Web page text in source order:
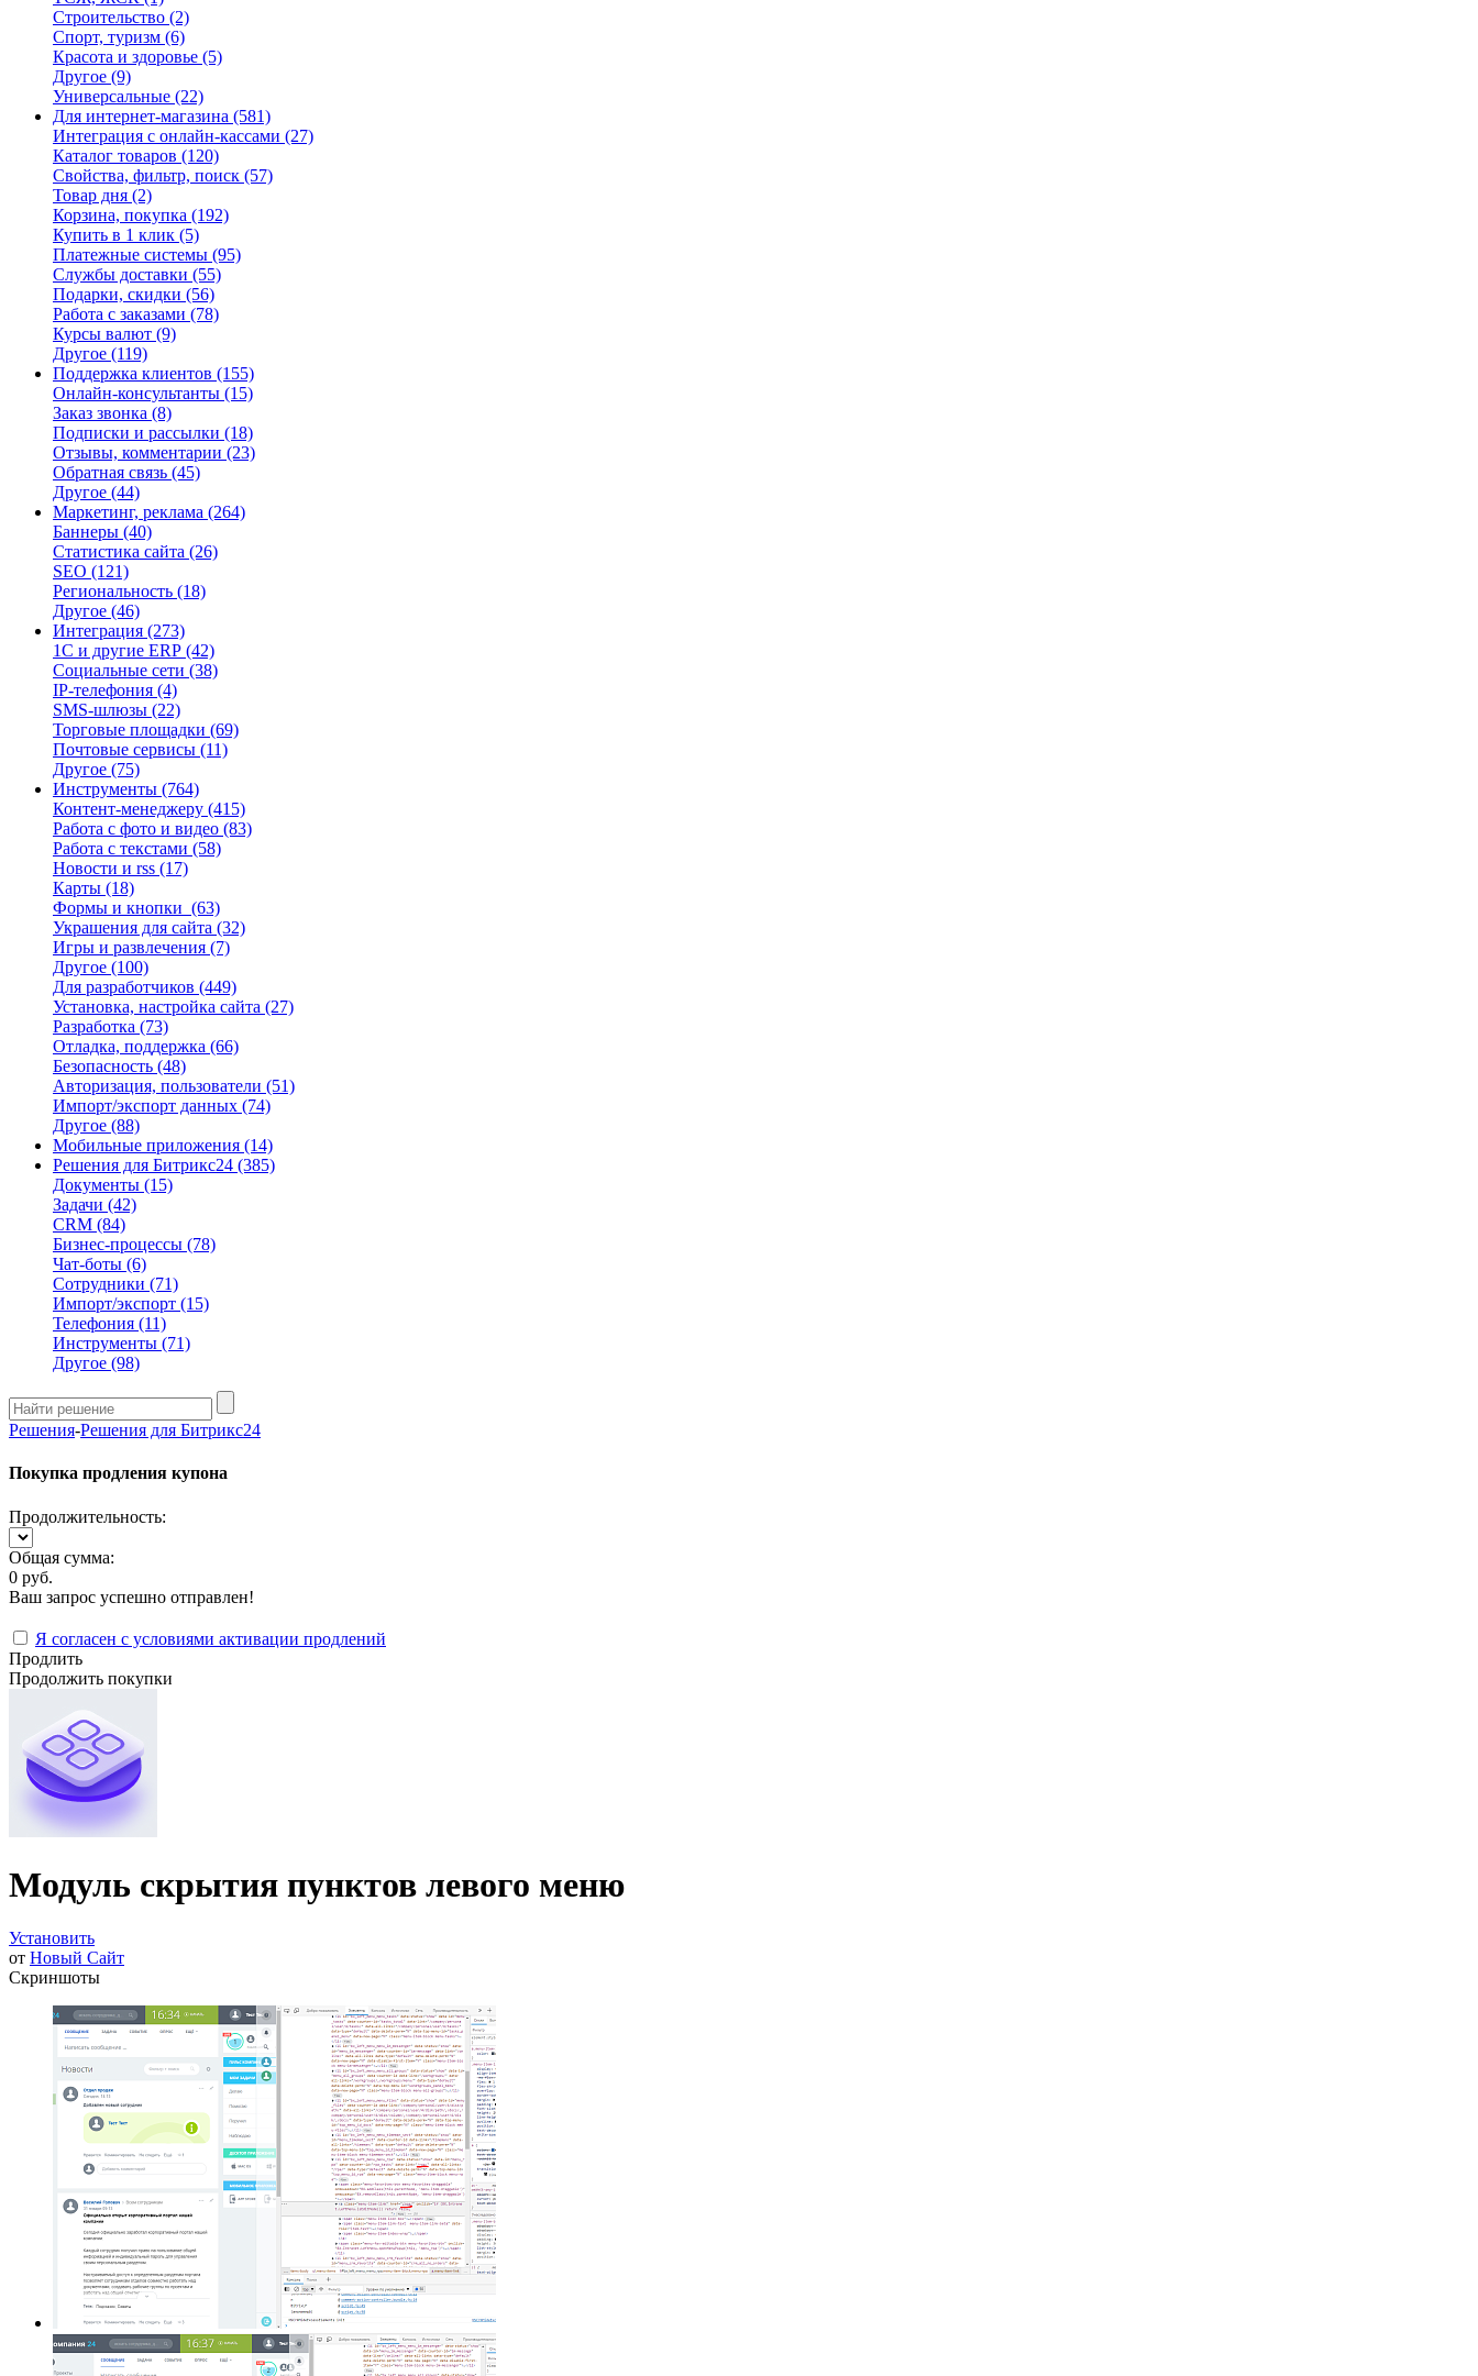
Строительство (2)
Спорт, туризм (6)
Красота и здоровье (5)
Другое (9)
Универсальные (22)
Для интернет-магазина (581)
Интеграция с онлайн-кассами (27)
Каталог товаров (120)
Свойства, фильтр, поиск (57)
Товар дня (2)
Корзина, покупка (192)
Купить в 1 клик (5)
Платежные системы (95)
Службы доставки (55)
Подарки, скидки (56)
Работа с заказами (78)
Курсы валют (9)
Другое (119)
Поддержка клиентов (155)
Онлайн-консультанты (15)
Заказ звонка (8)
Подписки и рассылки (18)
Отзывы, комментарии (23)
Обратная связь (45)
Другое (44)
Маркетинг, реклама (264)
Баннеры (40)
Статистика сайта (26)
SEO (121)
Региональность (18)
Другое (46)
Интеграция (273)
1С и другие ERP (42)
Социальные сети (38)
IP-телефония (4)
SMS-шлюзы (22)
Торговые площадки (69)
Почтовые сервисы (11)
Другое (75)
Инструменты (764)
Контент-менеджеру (415)
Работа с фото и видео (83)
Работа с текстами (58)
Новости и rss (17)
Карты (18)
Формы и кнопки (63)
Украшения для сайта (32)
Игры и развлечения (7)
Другое (100)
Для разработчиков (449)
Установка, настройка сайта (27)
Разработка (73)
Отладка, поддержка (66)
Безопасность (48)
Авторизация, пользователи (51)
Импорт/экспорт данных (74)
Другое (88)
Мобильные приложения (14)
Решения для Битрикс24 (385)
Документы (15)
Задачи (42)
CRM (84)
Бизнес-процессы (78)
Чат-боты (6)
Сотрудники (71)
Импорт/экспорт (15)
Телефония (11)
Инструменты (71)
Другое (98)
Решения-Решения для Битрикс24
Покупка продления купона
Продолжительность:
Общая сумма:
0 руб.
Ваш запрос успешно отправлен!
Я согласен с условиями активации продлений
Продлить
Продолжить покупки
Модуль скрытия пунктов левого меню
Установить
от Новый Сайт
Скриншоты